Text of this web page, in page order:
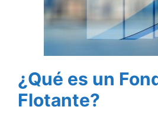
¿Qué es un
Flotante?